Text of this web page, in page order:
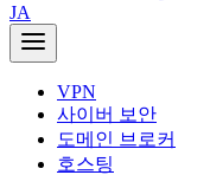
JA
VPN
사이버 보안
도메인 브로커
호스팅